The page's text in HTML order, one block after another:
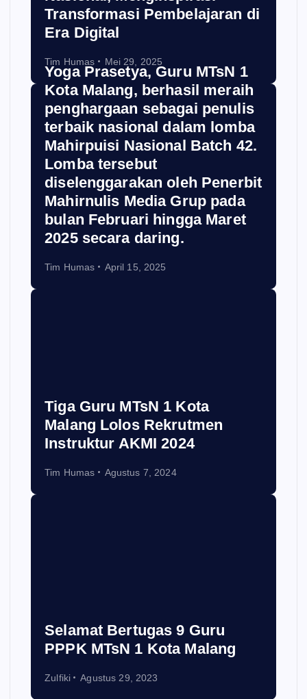
Transformasi Pembelajaran di
Era Digital
Tim Humas Mei 29, 2025
Yoga Prasetya, Guru MTsN 1
Kota Malang, berhasil meraih
penghargaan sebagai penulis
terbaik nasional dalam lomba
Mahirpuisi Nasional Batch 42.
Lomba tersebut
diselenggarakan oleh Penerbit
Mahirnulis Media Grup pada
bulan Februari hingga Maret
2025 secara daring.
Tim Humas April 15, 2025
Tiga Guru MTsN 1 Kota
Malang Lolos Rekrutmen
Instruktur AKMI 2024
Tim Humas Agustus 7, 2024
Selamat Bertugas 9 Guru
PPPK MTsN 1 Kota Malang
Zulfiki Agustus 29, 2023